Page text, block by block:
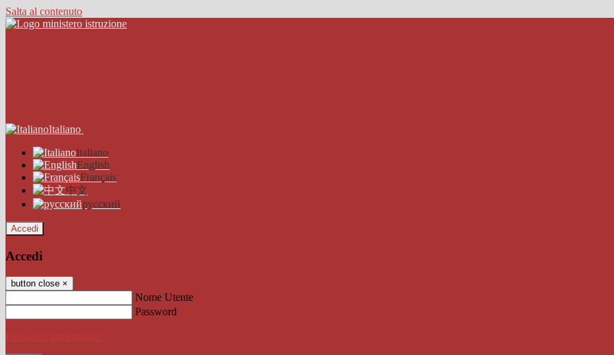
Salta al contenuto
Italiano
Italiano
English
Français
中文
русский
Accedi
Accedi
button close ×
Nome Utente
Password
Password dimenticata?